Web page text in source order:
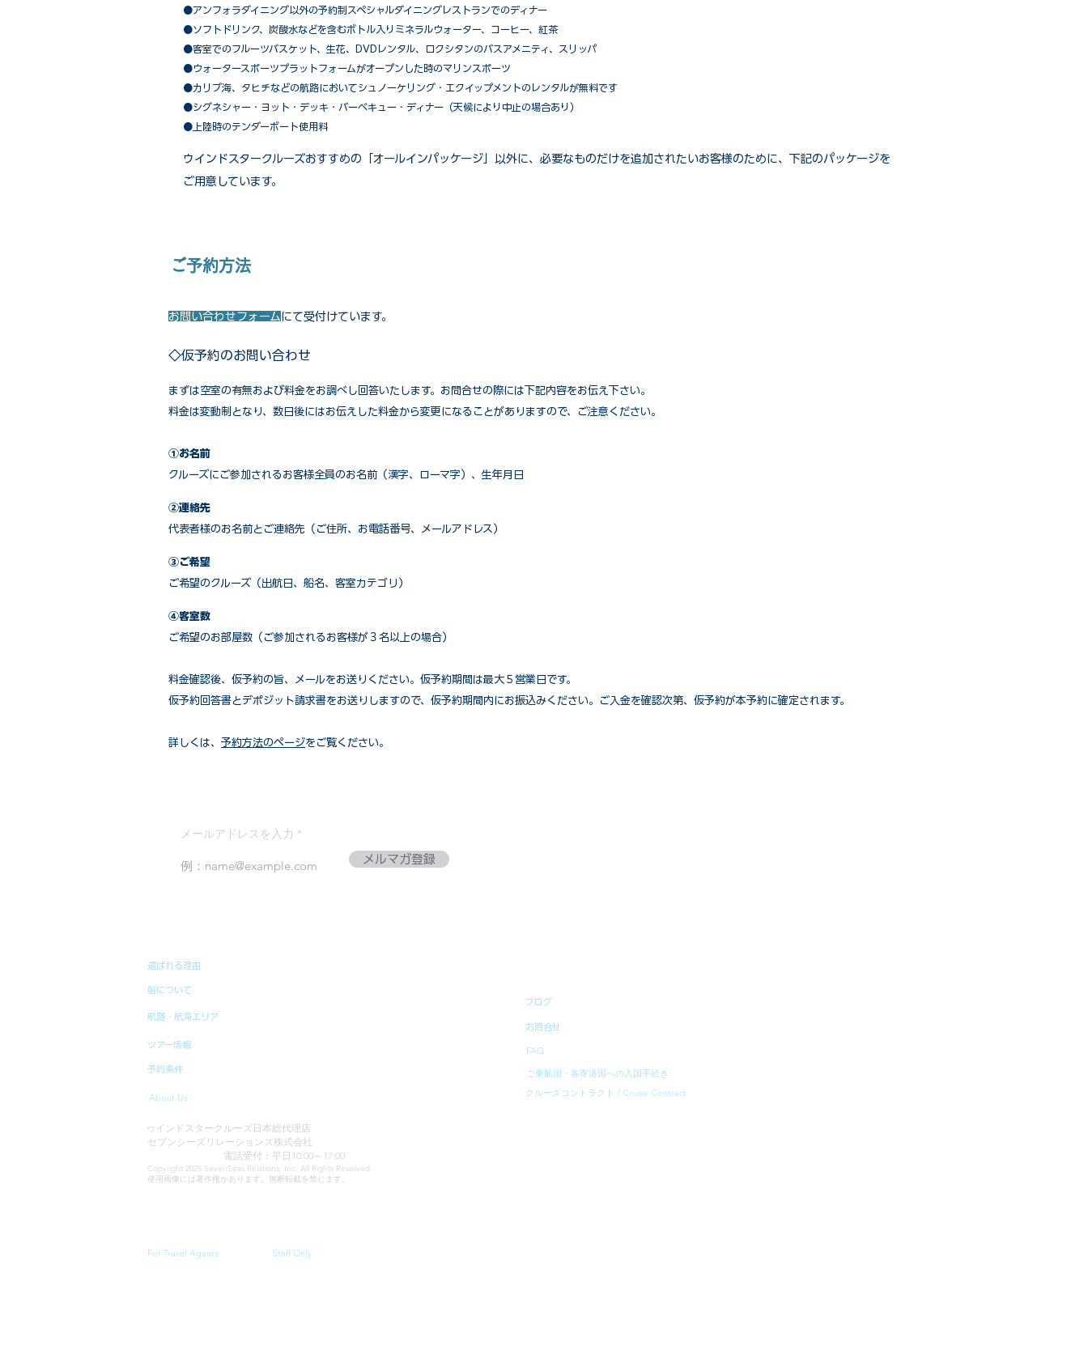
​●アンフォラダイニング以外の予約制スペシャルダイニングレストランでのディナー
●ソフトドリンク、炭酸水などを含むボトル入りミネラルウォーター、コーヒー、紅茶
●客室でのフルーツバスケット、生花、DVDレンタル、ロクシタンのバスアメニティ、スリッパ
●ウォータースポーツプラットフォームがオープンした時のマリンスポーツ
●カリブ海、タヒチなどの航路においてシュノーケリング・エクイップメントのレンタルが無料です
​●シグネシャー・ヨット・デッキ・バーベキュー・ディナー（天候により中止の場合あり）
●上陸時のテンダーボート使用料
ウインドスタークルーズおすすめの「オールインパッケージ」以外に、必要なものだけを追加されたいお客様のために、下記のパッケージを
ご用意しています。
ご予約方法
お問い合わせフォームにて受付けています。
◇仮予約のお問い合わせ
まずは空室の有無および料金をお調べし回答いたします。お問合せの際には下記内容をお伝え下さい。
料金は変動制となり、数日後にはお伝えした料金から変更になることがありますので、ご注意ください。
①お名前
クルーズにご参加されるお客様全員のお名前（漢字、ローマ字）、生年月日
②連絡先
代表者様のお名前とご連絡先（ご住所、お電話番号、メールアドレス）
③ご希望
ご希望のクルーズ（出航日、船名、客室カテゴリ）
④客室数
ご希望のお部屋数（ご参加されるお客様が３名以上の場合）
​料金確認後、仮予約の旨、メールをお送りください。仮予約期間は最大５営業日です。
仮予約回答書とデポジット請求書をお送りしますので、仮予約期間内にお振込みください。ご入金を確認次第、仮予約が本予約に確定されます。
詳しくは、 予約方法のページをご覧ください。
メールアドレスを入力
メルマガ登録
選ばれる理由
船について
航路・航海エリア
ツアー情報
予約条件
About Us
ブログ
お問合せ
FAQ
クルーズコントラクト / Cruise Contract
ご乗船国・各寄港国への入国手続き
ウ インドスタークルーズ日本総代理店
セブンシーズリレーションズ株式会社
電話受付：平日10:00～17:00
Copyright 2025 SevenSeas Relations, Inc. All Rights Reserved.
使用画像には著作権があります。無断転載を禁じます。
For Travel Agents Staff Only